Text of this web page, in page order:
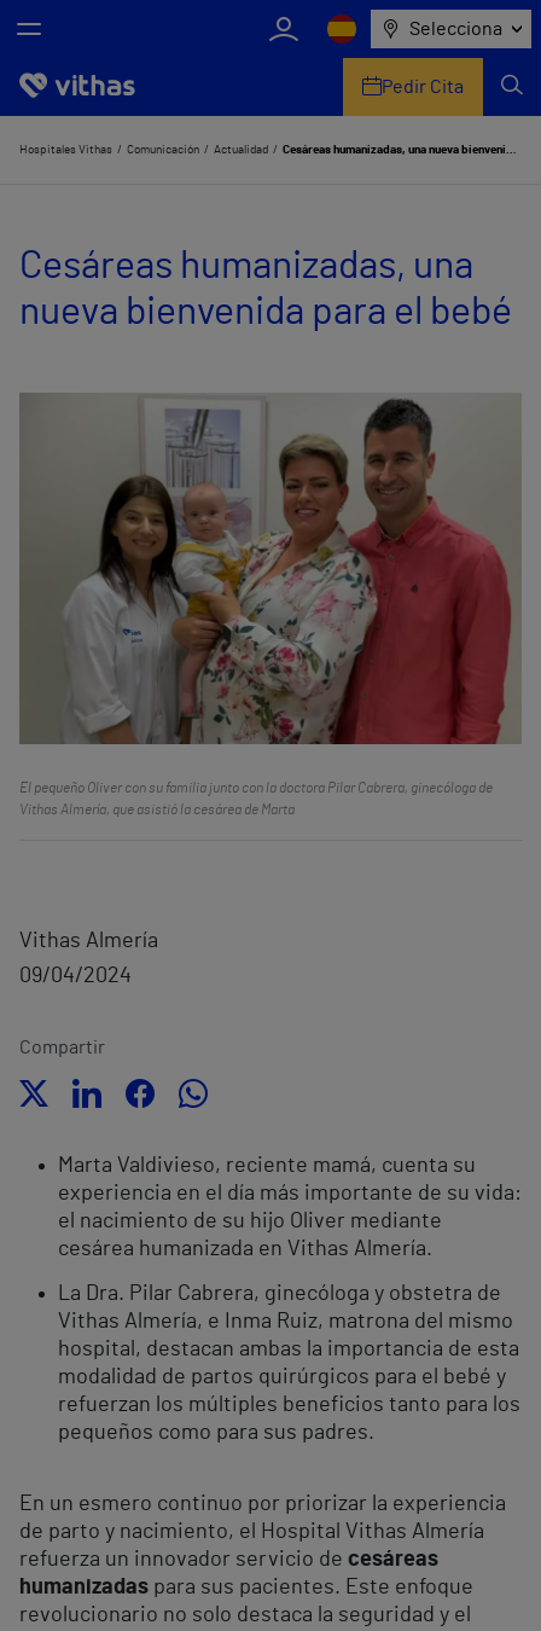
Selecciona
Nosotros
Servicios de salud
Equipo médico y asistencial
Pedir Cita
Hospitales Vithas Comunicación Actualidad Cesáreas humanizadas, una nueva bienvenida para el bebé
Cesáreas humanizadas, una
nueva bienvenida para el bebé
El pequeño Oliver con su familia junto con la doctora Pilar Cabrera, ginecóloga de
Vithas Almería, que asistió la cesárea de Marta
Vithas Almería
09/04/2024
Compartir
Marta Valdivieso, reciente mamá, cuenta su
experiencia en el día más importante de su vida:
el nacimiento de su hijo Oliver mediante
cesárea humanizada en Vithas Almería.
La Dra. Pilar Cabrera, ginecóloga y obstetra de
Vithas Almería, e Inma Ruiz, matrona del mismo
hospital, destacan ambas la importancia de esta
modalidad de partos quirúrgicos para el bebé y
refuerzan los múltiples beneficios tanto para los
pequeños como para sus padres.
En un esmero continuo por priorizar la experiencia
de parto y nacimiento, el Hospital Vithas Almería
refuerza un innovador servicio de cesáreas
humanizadas para sus pacientes. Este enfoque
revolucionario no solo destaca la seguridad y el